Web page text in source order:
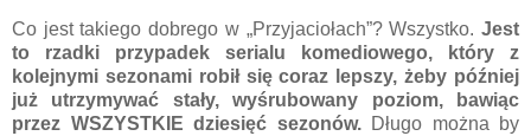
Co jest takiego dobrego w „Przyjaciołach”? Wszystko. Jest
to rzadki przypadek serialu komediowego, który z
kolejnymi sezonami robił się coraz lepszy, żeby później
już utrzymywać stały, wyśrubowany poziom, bawiąc
przez WSZYSTKIE dziesięć sezonów.Długo można by